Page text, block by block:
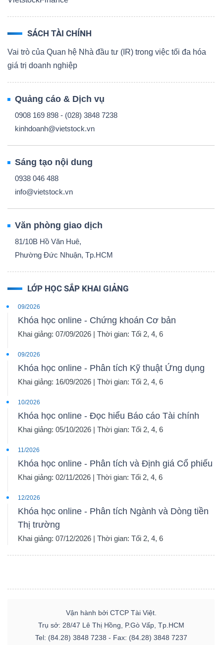
SÁCH TÀI CHÍNH
Vai trò của Quan hệ Nhà đầu tư (IR) trong việc tối đa hóa
giá trị doanh nghiệp
Quảng cáo & Dịch vụ
0908 169 898 - (028) 3848 7238
kinhdoanh@vietstock.vn
Sáng tạo nội dung
0938 046 488
info@vietstock.vn
Văn phòng giao dịch
81/10B Hồ Văn Huê,
Phường Đức Nhuận, Tp.HCM
LỚP HỌC SẮP KHAI GIẢNG
09/2026
Khóa học online - Chứng khoán Cơ bản
Khai giảng: 07/09/2026 | Thời gian: Tối 2, 4, 6
09/2026
Khóa học online - Phân tích Kỹ thuật Ứng dụng
Khai giảng: 16/09/2026 | Thời gian: Tối 2, 4, 6
10/2026
Khóa học online - Đọc hiểu Báo cáo Tài chính
Khai giảng: 05/10/2026 | Thời gian: Tối 2, 4, 6
11/2026
Khóa học online - Phân tích và Định giá Cổ phiếu
Khai giảng: 02/11/2026 | Thời gian: Tối 2, 4, 6
12/2026
Khóa học online - Phân tích Ngành và Dòng tiền
Thị trường
Khai giảng: 07/12/2026 | Thời gian: Tối 2, 4, 6
Vận hành bởi CTCP Tài Việt.
Trụ sở: 28/47 Lê Thị Hồng, P.Gò Vấp, Tp.HCM
Tel: (84.28) 3848 7238 - Fax: (84.28) 3848 7237